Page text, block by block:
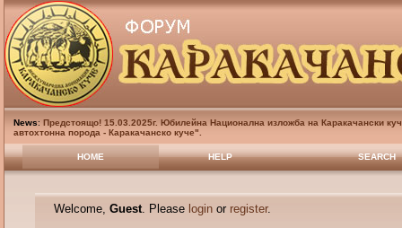
News: Предстоящо! 15.03.2025г. Юбилейна Национална изложба на Каракачански
автохтонна порода - Каракачанско куче".
HOME HELP SEARCH
Welcome, Guest. Please loginor register.